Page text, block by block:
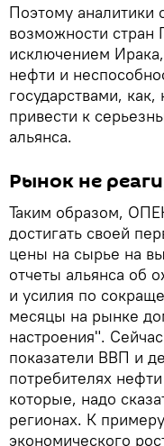
Поэтому аналитики
возможности стран
исключением
нефти и
государствами,
привести к
альянса.
Рынок не
Таким образом,
достигать своей
цены на сырье на
отчеты альянса об
и усилия по
месяцы на рынке
настроения".
показатели ВВП и
потребителях
которые, надо
регионах. К
экономического